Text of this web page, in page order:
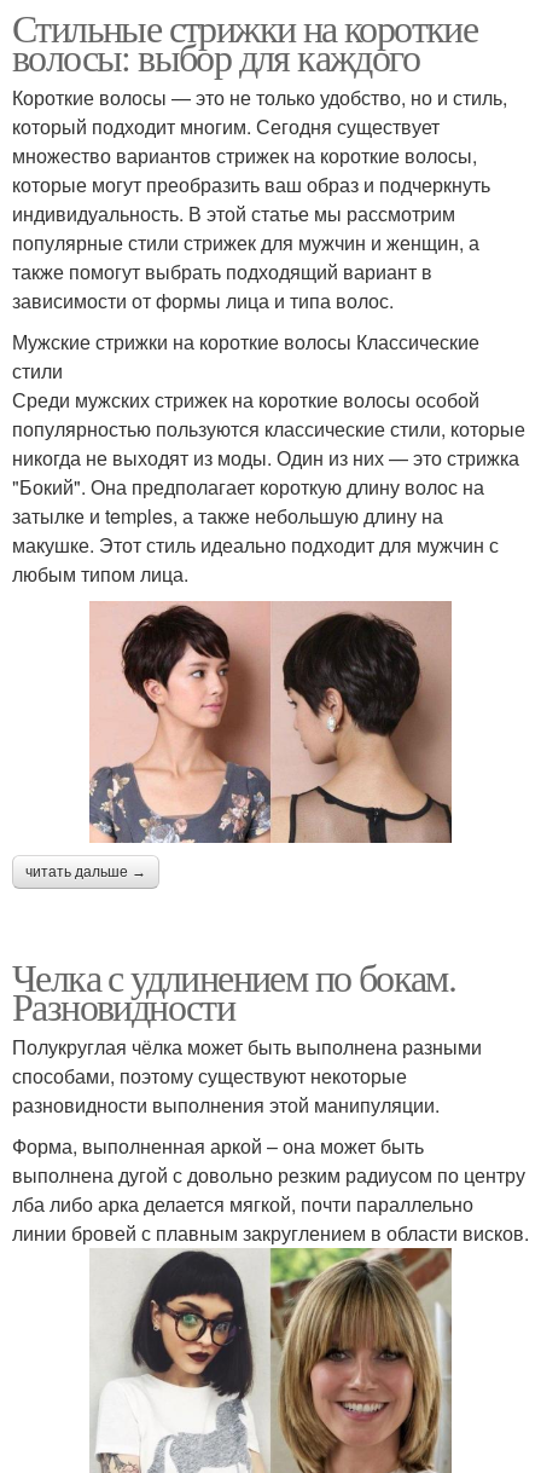
Стильные стрижки на короткие
волосы: выбор для каждого
Короткие волосы — это не только удобство, но и стиль,
который подходит многим. Сегодня существует
множество вариантов стрижек на короткие волосы,
которые могут преобразить ваш образ и подчеркнуть
индивидуальность. В этой статье мы рассмотрим
популярные стили стрижек для мужчин и женщин, а
также помогут выбрать подходящий вариант в
зависимости от формы лица и типа волос.
Мужские стрижки на короткие волосы Классические
стили
Среди мужских стрижек на короткие волосы особой
популярностью пользуются классические стили, которые
никогда не выходят из моды. Один из них — это стрижка
"Бокий". Она предполагает короткую длину волос на
затылке и temples, а также небольшую длину на
макушке. Этот стиль идеально подходит для мужчин с
любым типом лица.
читать дальше →
Челка с удлинением по бокам.
Разновидности
Полукруглая чёлка может быть выполнена разными
способами, поэтому существуют некоторые
разновидности выполнения этой манипуляции.
Форма, выполненная аркой – она может быть
выполнена дугой с довольно резким радиусом по центру
лба либо арка делается мягкой, почти параллельно
линии бровей с плавным закруглением в области висков.